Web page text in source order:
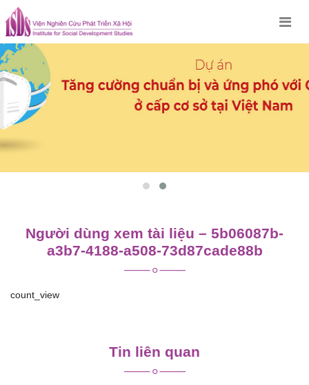
Skip
to
content
Người dùng xem tài liệu – 5b06087b-
a3b7-4188-a508-73d87cade88b
count_view
Tin liên quan